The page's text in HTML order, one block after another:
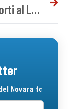
Niccolò Corti al Lumezzane
Novara fc